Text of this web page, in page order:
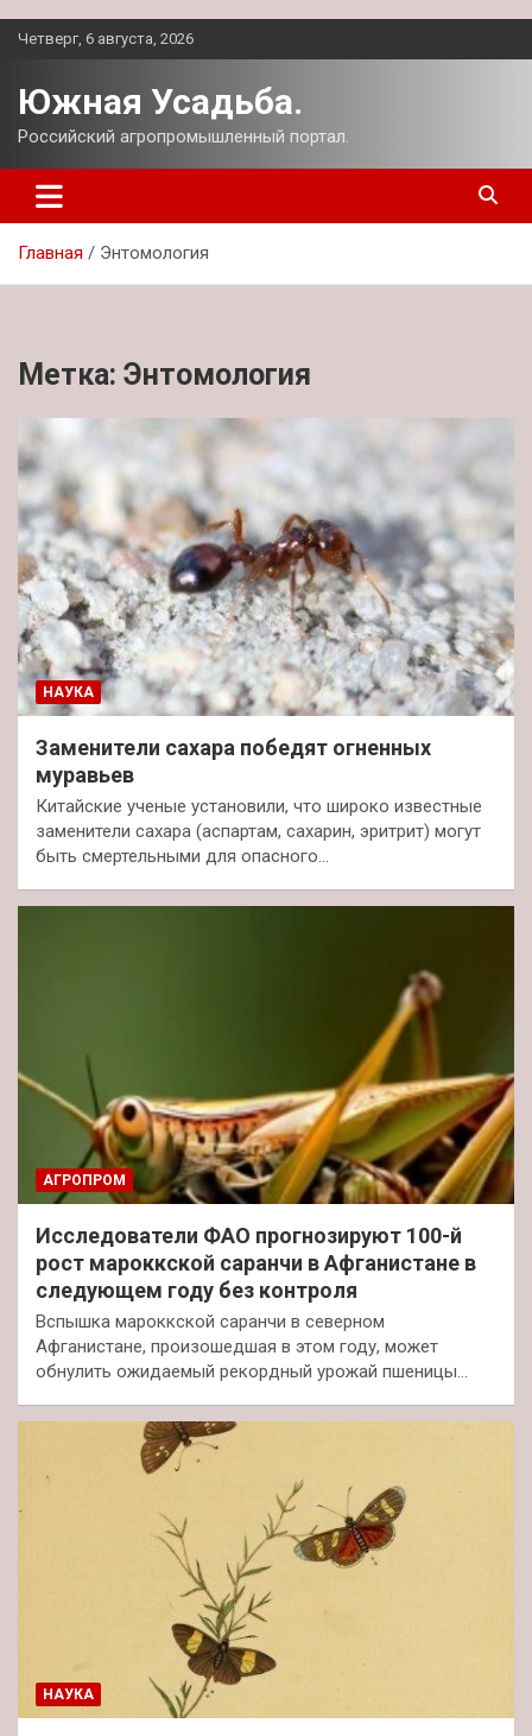
Перейти
Четверг, 6 августа, 2026
Южная Усадьба.
Российский агропромышленный портал.
Главная Энтомология
Метка: Энтомология
НАУКА
Заменители сахара победят огненных
муравьев
Китайские ученые установили, что широко известные
заменители сахара (аспартам, сахарин, эритрит) могут
быть смертельными для опасного…
АГРОПРОМ
Исследователи ФАО прогнозируют 100-й
рост мароккской саранчи в Афганистане в
следующем году без контроля
Вспышка мароккской саранчи в северном
Афганистане, произошедшая в этом году, может
обнулить ожидаемый рекордный урожай пшеницы…
НАУКА